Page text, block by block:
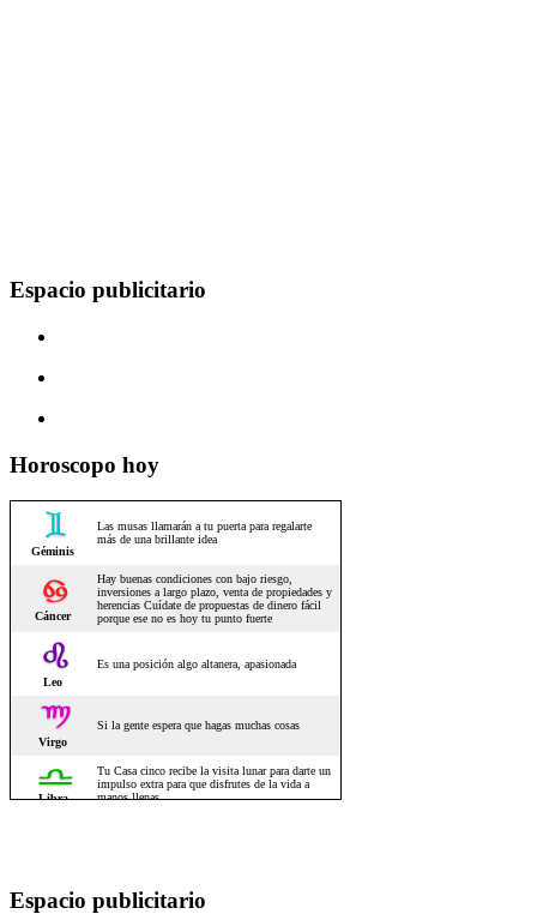
Espacio publicitario
Horoscopo hoy
Espacio publicitario